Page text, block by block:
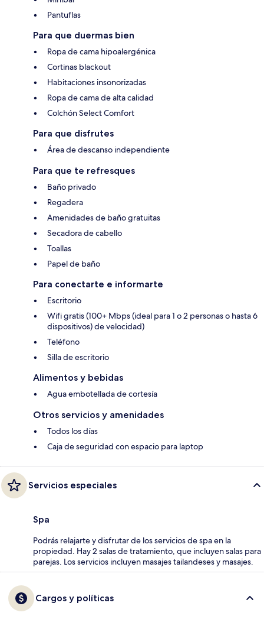
Pantuflas
Para que duermas bien
Ropa de cama hipoalergénica
Cortinas blackout
Habitaciones insonorizadas
Ropa de cama de alta calidad
Colchón Select Comfort
Para que disfrutes
Área de descanso independiente
Para que te refresques
Baño privado
Regadera
Amenidades de baño gratuitas
Secadora de cabello
Toallas
Papel de baño
Para conectarte e informarte
Escritorio
Wifi gratis (100+ Mbps (ideal para 1 o 2 personas o hasta 6
dispositivos) de velocidad)
Teléfono
Silla de escritorio
Alimentos y bebidas
Agua embotellada de cortesía
Otros servicios y amenidades
Todos los días
Caja de seguridad con espacio para laptop
Servicios especiales
Spa
Podrás relajarte y disfrutar de los servicios de spa en la
propiedad. Hay 2 salas de tratamiento, que incluyen salas para
parejas. Los servicios incluyen masajes tailandeses y masajes.
Cargos y políticas